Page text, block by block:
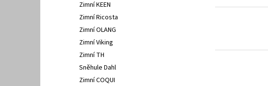
Zimní KEEN
Zimní Ricosta
Zimní OLANG
Zimní Viking
Zimní TH
Sněhule Dahl
Zimní COQUI